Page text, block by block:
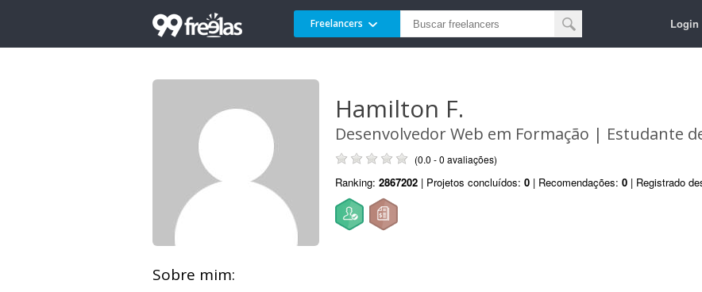
Freelancers Login
Hamilton F.
Desenvolvedor Web em Formação | Estudante
(0.0 - 0 avaliações)
Ranking: 2867202 | Projetos concluídos: 0 | Recomendações: 0 | Registrado
Sobre mim: